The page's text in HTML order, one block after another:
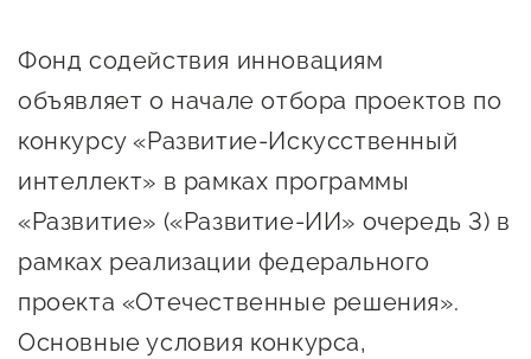
Социальные сети "Мой
Бизнес Югра"
Меры поддержки
поддержки
Фонд содействия инновациям
объявляет о начале отбора проектов по
конкурсу «Развитие-Искусственный
интеллект» в рамках программы
«Развитие» («Развитие-ИИ» очередь 3) в
рамках реализации федерального
проекта «Отечественные решения».
Основные условия конкурса,